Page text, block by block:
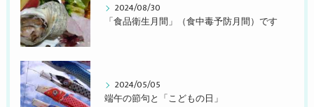
2024/08/30
「食品衛生月間」（食中毒予防月間）です
2024/05/05
端午の節句と「こどもの日」